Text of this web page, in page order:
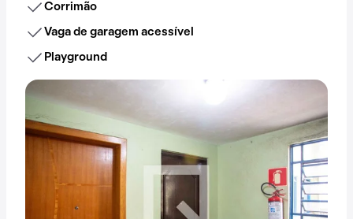
Corrimão
Vaga de garagem acessível
Playground